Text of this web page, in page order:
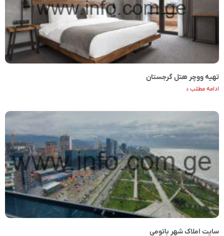
تهيه ووچر هتل گرجستان
ادامه مطلب »
سایت املاک شهر باتومی